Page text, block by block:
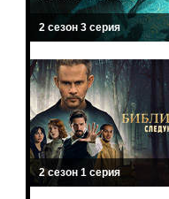
2 сезон 3 серия
2 сезон 1 серия